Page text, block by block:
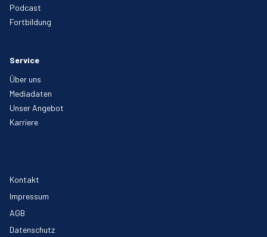
Podcast
Fortbildung
Service
Über uns
Mediadaten
Unser Angebot
Karriere
Kontakt
Impressum
AGB
Datenschutz